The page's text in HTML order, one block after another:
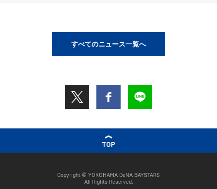
すべてのニュース一覧へ
TOP
Copyright © YOKOHAMA DeNA BAYSTARS
All Rights Reserved.